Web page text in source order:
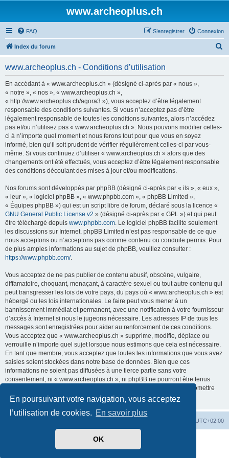
En poursuivant votre navigation, vous acceptez
l’utilisation de cookies. En savoir plus
OK
www.archeoplus.ch
FAQ Connexion
S’enregistrer
Index du forum
www.archeoplus.ch - Conditions d’utilisation
En accédant à « www.archeoplus.ch » (désigné ci-après par « nous »,
« notre », « nos », « www.archeoplus.ch »,
« http://www.archeoplus.ch/agora3 »), vous acceptez d’être légalement
responsable des conditions suivantes. Si vous n’acceptez pas d’être
légalement responsable de toutes les conditions suivantes, alors n’accédez
pas et/ou n’utilisez pas « www.archeoplus.ch ». Nous pouvons modifier celles-
ci à n’importe quel moment et nous ferons tout pour que vous en soyez
informé, bien qu’il soit prudent de vérifier régulièrement celles-ci par vous-
même. Si vous continuez d’utiliser « www.archeoplus.ch » alors que des
changements ont été effectués, vous acceptez d’être légalement responsable
des conditions découlant des mises à jour et/ou modifications.
Nos forums sont développés par phpBB (désigné ci-après par « ils », « eux »,
« leur », « logiciel phpBB », « www.phpbb.com », « phpBB Limited »,
« Équipes phpBB ») qui est un script libre de forum, déclaré sous la licence «
GNU General Public License v2 » (désigné ci-après par « GPL ») et qui peut
être téléchargé depuis www.phpbb.com. Le logiciel phpBB facilite seulement
les discussions sur Internet. phpBB Limited n’est pas responsable de ce que
nous acceptons ou n’acceptons pas comme contenu ou conduite permis. Pour
de plus amples informations au sujet de phpBB, veuillez consulter :
https://www.phpbb.com/.
Vous acceptez de ne pas publier de contenu abusif, obscène, vulgaire,
diffamatoire, choquant, menaçant, à caractère sexuel ou tout autre contenu qui
peut transgresser les lois de votre pays, du pays où « www.archeoplus.ch » est
hébergé ou les lois internationales. Le faire peut vous mener à un
bannissement immédiat et permanent, avec une notification à votre fournisseur
d’accès à Internet si nous le jugeons nécessaire. Les adresses IP de tous les
messages sont enregistrées pour aider au renforcement de ces conditions.
Vous acceptez que « www.archeoplus.ch » supprime, modifie, déplace ou
verrouille n’importe quel sujet lorsque nous estimons que cela est nécessaire.
En tant que membre, vous acceptez que toutes les informations que vous avez
saisies soient stockées dans notre base de données. Bien que ces
informations ne soient pas diffusées à une tierce partie sans votre
consentement, ni « www.archeoplus.ch », ni phpBB ne pourront être tenus
comme responsables en cas de tentative de piratage visant à compromettre
les données.
UTC+02:00
phpBB ® Forum Software © phpBB Limited
phpBB-fr.com